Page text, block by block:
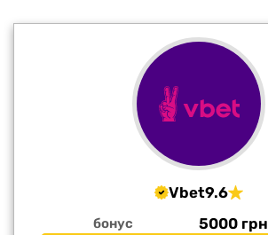
Vbet9.6
бонус 5000 грн